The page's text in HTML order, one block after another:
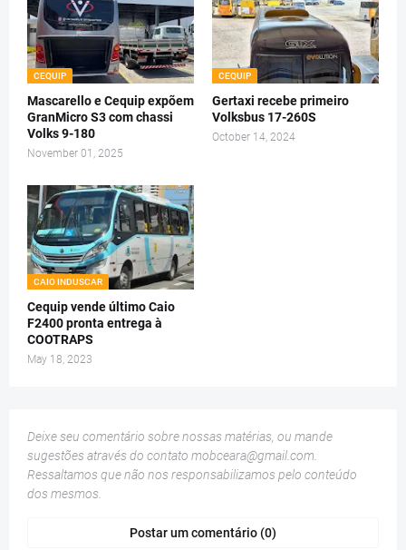
CEQUIP
Mascarello e Cequip expõem
GranMicro S3 com chassi
Volks 9-180
November 01, 2025
CEQUIP
Gertaxi recebe primeiro
Volksbus 17-260S
October 14, 2024
CAIO INDUSCAR
Cequip vende último Caio
F2400 pronta entrega à
COOTRAPS
May 18, 2023
Deixe seu comentário sobre nossas matérias, ou mande
sugestões através do contato mobceara@gmail.com
Ressaltamos que não nos responsabilizamos pelo conteúdo
dos mesmos.
Postar um comentário (0)